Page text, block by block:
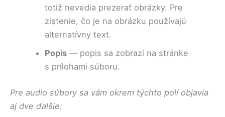
totiž nevedia prezerať obrázky. Pre
zistenie, čo je na obrázku používajú
alternatívny text.
Popis — popis sa zobrazí na stránke
s prílohami súboru.
Pre audio súbory sa vám okrem týchto polí objavia
aj dve ďalšie: